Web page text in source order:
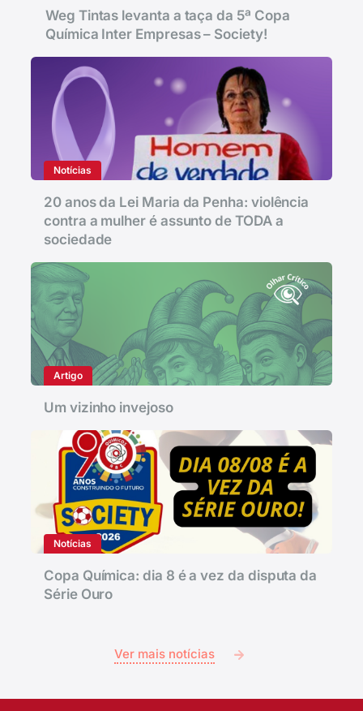
Weg Tintas levanta a taça da 5ª Copa
Química Inter Empresas – Society!
Notícias
20 anos da Lei Maria da Penha: violência
contra a mulher é assunto de TODA a
sociedade
Artigo
Um vizinho invejoso
Notícias
Copa Química: dia 8 é a vez da disputa da
Série Ouro
Ver mais notícias